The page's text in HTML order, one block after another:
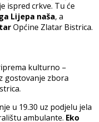
ispred crkve. Tu će
Lijepa naša, a
Općine Zlatar Bistrica.
kulturno –
gostovanje zbora
u 19.30 uz podjelu jela
ambulante. Eko